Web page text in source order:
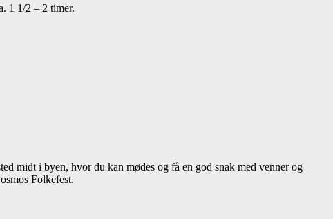
1 1/2 – 2 timer.
midt i byen, hvor du kan mødes og få en god snak med venner og
Folkefest.